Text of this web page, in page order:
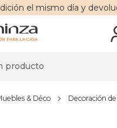
el mismo día y
PARA LA CASA
& Déco Decoración